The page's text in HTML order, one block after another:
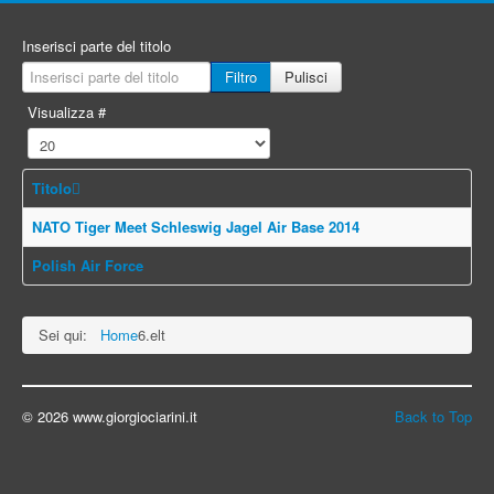
Inserisci parte del titolo
Filtro
Pulisci
Visualizza #
Titolo
NATO Tiger Meet Schleswig Jagel Air Base 2014
Polish Air Force
Sei qui: Home6.elt
Back to Top
© 2026 www.giorgiociarini.it